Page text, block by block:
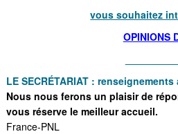
vous souhaitez
OPINIONS
LE SECRÉTARIAT : renseignements
Nous nous ferons un plaisir de
vous réserve le meilleur accueil.
France-PNL